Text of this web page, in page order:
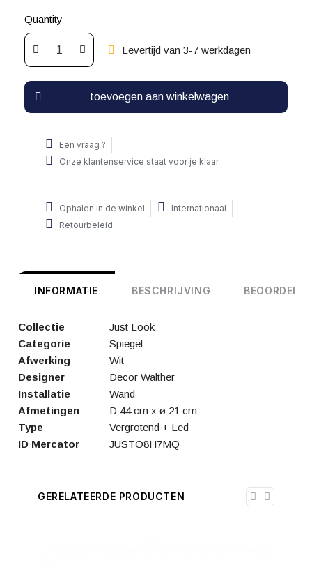
Quantity
Levertijd van 3-7 werkdagen
toevoegen aan winkelwagen
Een vraag ?
Onze klantenservice staat voor je klaar.
Ophalen in de winkel
Internationaal
Retourbeleid
INFORMATIE BESCHRIJVING
Collectie
Just Look
Categorie
Spiegel
Afwerking
Wit
Designer
Decor Walther
Installatie
Wand
Afmetingen
D 44 cm x ø 21 cm
Type
Vergrotend + Led
ID Mercator
JUSTO8H7MQ
GERELATEERDE PRODUCTEN